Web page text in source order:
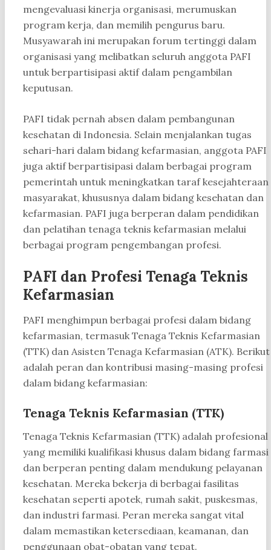
mengevaluasi kinerja organisasi, merumuskan
program kerja, dan memilih pengurus baru.
Musyawarah ini merupakan forum tertinggi dalam
organisasi yang melibatkan seluruh anggota PAFI
untuk berpartisipasi aktif dalam pengambilan
keputusan.
PAFI tidak pernah absen dalam pembangunan
kesehatan di Indonesia. Selain menjalankan tugas
sehari-hari dalam bidang kefarmasian, anggota PAFI
juga aktif berpartisipasi dalam berbagai program
pemerintah untuk meningkatkan taraf kesejahteraan
masyarakat, khususnya dalam bidang kesehatan dan
kefarmasian. PAFI juga berperan dalam pendidikan
dan pelatihan tenaga teknis kefarmasian melalui
berbagai program pengembangan profesi.
PAFI dan Profesi Tenaga Teknis
Kefarmasian
PAFI menghimpun berbagai profesi dalam bidang
kefarmasian, termasuk Tenaga Teknis Kefarmasian
(TTK) dan Asisten Tenaga Kefarmasian (ATK). Berikut
adalah peran dan kontribusi masing-masing profesi
dalam bidang kefarmasian:
Tenaga Teknis Kefarmasian (TTK)
Tenaga Teknis Kefarmasian (TTK) adalah profesional
yang memiliki kualifikasi khusus dalam bidang farmasi
dan berperan penting dalam mendukung pelayanan
kesehatan. Mereka bekerja di berbagai fasilitas
kesehatan seperti apotek, rumah sakit, puskesmas,
dan industri farmasi. Peran mereka sangat vital
dalam memastikan ketersediaan, keamanan, dan
penggunaan obat-obatan yang tepat.